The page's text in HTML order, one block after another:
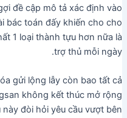
đề cập mô tả xác định vào
bác toán đấy khiến cho cho
1 loại thành tựu hơn nữa là
trợ thủ mỗi ngày.
gửi lộng lẫy còn bao tất cả
không kết thúc mở rộng
đòi hỏi yêu cầu vượt bên